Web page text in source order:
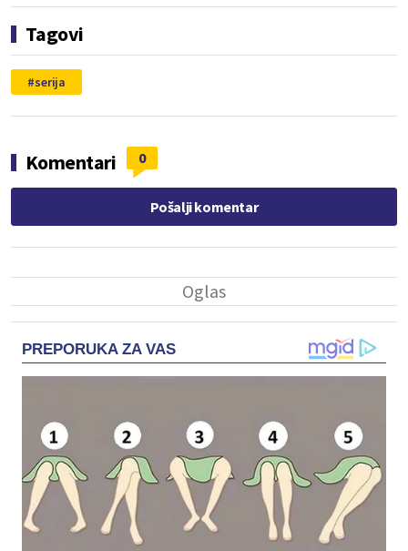
Tagovi
serija
Komentari 0
Pošalji komentar
PREPORUKA ZA VAS